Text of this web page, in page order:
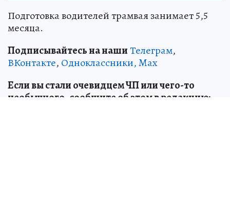
Подготовка водителей трамвая занимает 5,5
месяца.
Подписывайтесь на нашиТелеграм,
ВКонтакте, Одноклассники,Max
Если вы стали очевидцем ЧП или чего-то
необычного, сообщите об этом в редакцию: